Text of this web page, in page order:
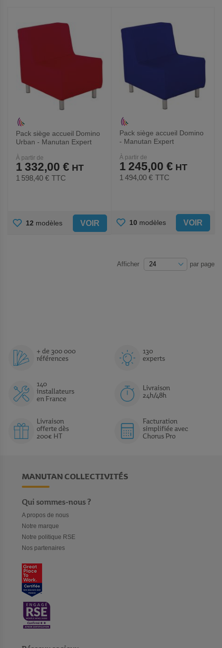
FAVORIS FAVORIS
Pack siège accueil Domino
Urban - Manutan Expert
À partir de
1 332,00 €
1 598,40 € TTC
AJOUTER
12 modèles VOIR
Pack siège accueil Domino
- Manutan Expert
À partir de
1 245,00 €
1 494,00 € TTC
AJOUTER
FAVORIS
10 modèles VOIR
Afficher par page
+ de 300 000
références
130
experts
140
installateurs
en France
Livraison
24h/48h
Livraison
offerte dès
200€ HT
Facturation
simplifiée avec
Chorus Pro
MANUTAN COLLECTIVITÉS
Qui sommes-nous ?
A propos de nous
Notre marque
Notre politique RSE
Nos partenaires